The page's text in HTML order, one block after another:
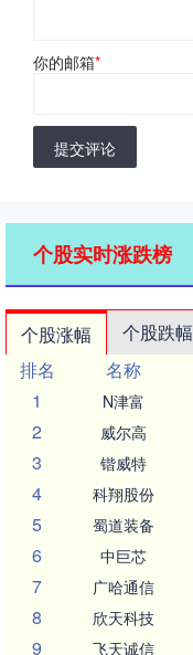
你的邮箱*
提交评论
个股实时涨跌榜
个股涨幅 个股跌幅
排名
名称
1
N津富
2 威尔高
3 锴威特
4 科翔股份
5 蜀道装备
6 中巨芯
7 广哈通信
8 欣天科技
9 飞天诚信